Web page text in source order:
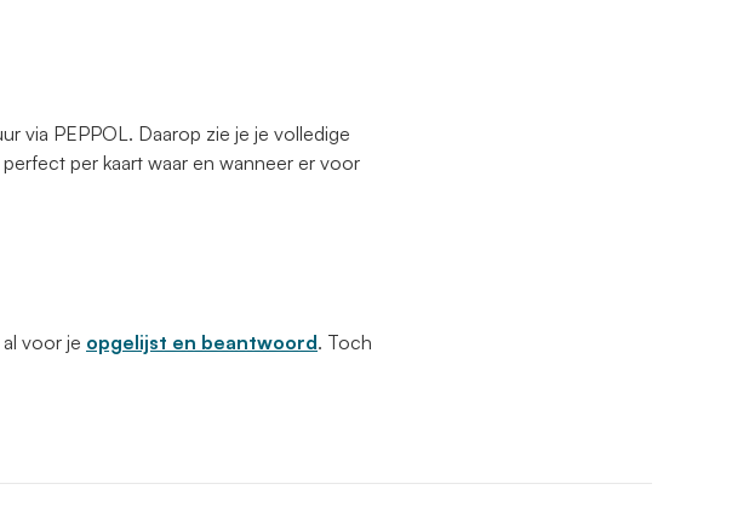
via PEPPOL. Daarop zie je je volledige
per kaart waar en wanneer er voor
voor je opgelijst en beantwoord. Toch